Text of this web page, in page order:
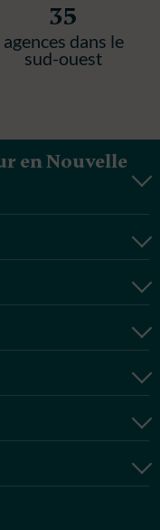
35
agences dans le
sud-ouest
en Nouvelle